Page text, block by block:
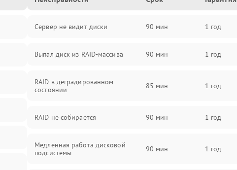
Сервер не видит диски 90 мин 1 год
Выпал диск из RAID-массива 90 мин 1 год
RAID в деградированном
состоянии
85 мин 1 год
RAID не собирается 90 мин 1 год
Медленная работа дисковой
подсистемы
90 мин 1 год